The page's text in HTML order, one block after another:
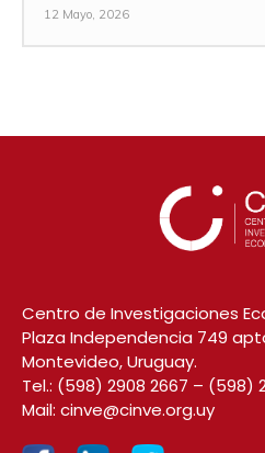
12 Mayo, 2026
Centro de Investigaciones
Plaza Independencia 749 apto.
Montevideo, Uruguay.
Tel.: (598) 2908 2667 – (598)
Mail: cinve@cinve.org.uy